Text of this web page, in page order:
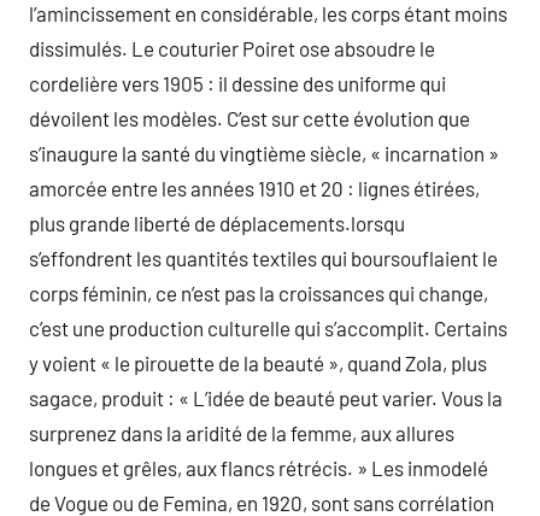
l’amincissement en considérable, les corps étant moins
dissimulés. Le couturier Poiret ose absoudre le
cordelière vers 1905 : il dessine des uniforme qui
dévoilent les modèles. C’est sur cette évolution que
s’inaugure la santé du vingtième siècle, « incarnation »
amorcée entre les années 1910 et 20 : lignes étirées,
plus grande liberté de déplacements.lorsqu
s’effondrent les quantités textiles qui boursouflaient le
corps féminin, ce n’est pas la croissances qui change,
c’est une production culturelle qui s’accomplit. Certains
y voient « le pirouette de la beauté », quand Zola, plus
sagace, produit : « L’idée de beauté peut varier. Vous la
surprenez dans la aridité de la femme, aux allures
longues et grêles, aux flancs rétrécis. » Les inmodelé
de Vogue ou de Femina, en 1920, sont sans corrélation